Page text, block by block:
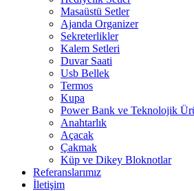
Masaüstü Setler
Ajanda Organizer
Sekreterlikler
Kalem Setleri
Duvar Saati
Usb Bellek
Termos
Kupa
Power Bank ve Teknolojik
Anahtarlık
Açacak
Çakmak
Küp ve Dikey Bloknotlar
Referanslarımız
İletişim